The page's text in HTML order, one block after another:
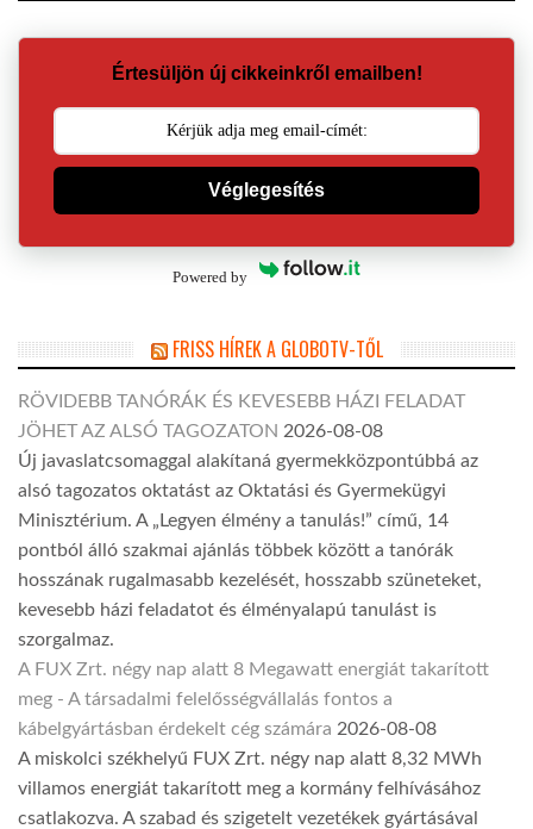
Értesüljön új cikkeinkről emailben!
Véglegesítés
Powered by
FRISS HÍREK A GLOBOTV-TŐL
RÖVIDEBB TANÓRÁK ÉS KEVESEBB HÁZI FELADAT
JÖHET AZ ALSÓ TAGOZATON 2026-08-08
Új javaslatcsomaggal alakítaná gyermekközpontúbbá az
alsó tagozatos oktatást az Oktatási és Gyermekügyi
Minisztérium. A „Legyen élmény a tanulás!” című, 14
pontból álló szakmai ajánlás többek között a tanórák
hosszának rugalmasabb kezelését, hosszabb szüneteket,
kevesebb házi feladatot és élményalapú tanulást is
szorgalmaz.
A FUX Zrt. négy nap alatt 8 Megawatt energiát takarított
meg - A társadalmi felelősségvállalás fontos a
kábelgyártásban érdekelt cég számára 2026-08-08
A miskolci székhelyű FUX Zrt. négy nap alatt 8,32 MWh
villamos energiát takarított meg a kormány felhívásához
csatlakozva. A szabad és szigetelt vezetékek gyártásával